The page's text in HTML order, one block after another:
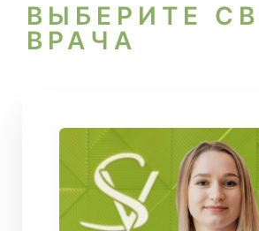
ВЫБЕРИТЕ
ВРАЧА